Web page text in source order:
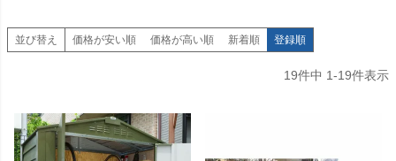
並び替え 価格が安い順 価格が高い順 新着順 登録順
19件中 1-19件表示